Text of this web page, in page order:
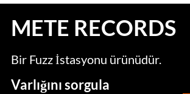
a
METE RECORDS
Bir Fuzz İstasyonu ürünüdür.
Varlığını sorgula